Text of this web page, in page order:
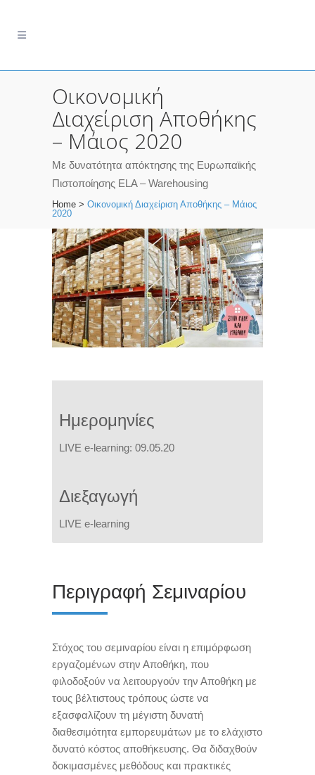
Οικονομική
Διαχείριση Αποθήκης
– Μάιος 2020
Με δυνατότητα απόκτησης της Ευρωπαϊκής
Πιστοποίησης ELA – Warehousing
Home > Οικονομική Διαχείριση Αποθήκης – Μάιος
2020
Ημερομηνίες
LIVE e-learning: 09.05.20
Διεξαγωγή
LIVE e-learning
Περιγραφή Σεμιναρίου
Στόχος του σεμιναρίου είναι η επιμόρφωση
εργαζομένων στην Αποθήκη, που
φιλοδοξούν να λειτουργούν την Αποθήκη με
τους βέλτιστους τρόπους ώστε να
εξασφαλίζουν τη μέγιστη δυνατή
διαθεσιμότητα εμπορευμάτων με το ελάχιστο
δυνατό κόστος αποθήκευσης. Θα διδαχθούν
δοκιμασμένες μεθόδους και πρακτικές